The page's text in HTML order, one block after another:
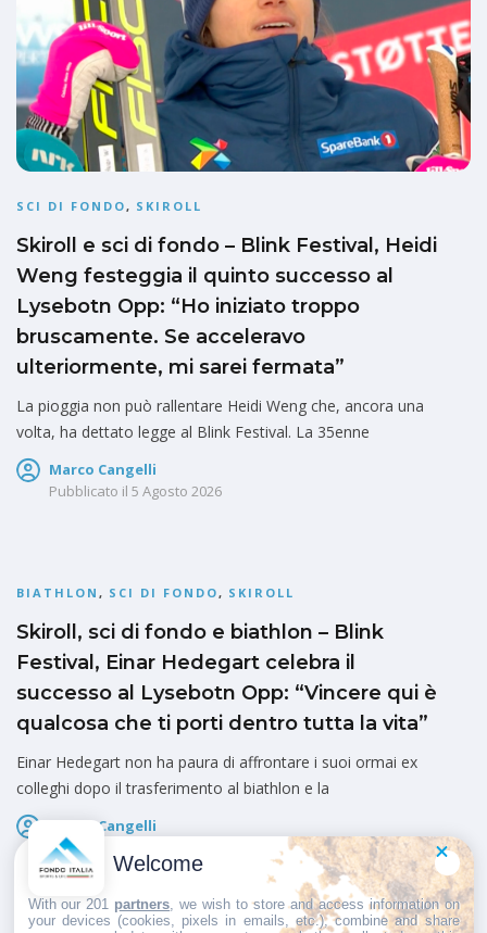
SCI DI FONDO, SKIROLL
Skiroll e sci di fondo – Blink Festival, Heidi
Weng festeggia il quinto successo al
Lysebotn Opp: “Ho iniziato troppo
bruscamente. Se acceleravo
ulteriormente, mi sarei fermata”
La pioggia non può rallentare Heidi Weng che, ancora una
volta, ha dettato legge al Blink Festival. La 35enne
Marco Cangelli
Pubblicato il 5 Agosto 2026
BIATHLON , SCI DI FONDO, SKIROLL
Skiroll, sci di fondo e biathlon – Blink
Festival, Einar Hedegart celebra il
successo al Lysebotn Opp: “Vincere qui è
qualcosa che ti porti dentro tutta la vita”
Einar Hedegart non ha paura di affrontare i suoi ormai ex
colleghi dopo il trasferimento al biathlon e la
Marco Cangelli
Pubblicato il
Welcome
With our 201 partners , we wish to store and access information on
your devices (cookies, pixels in emails, etc.), combine and share